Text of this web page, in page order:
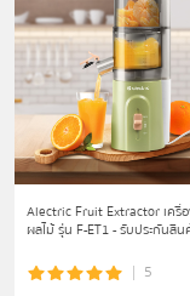
Alectric Fruit Extractor เครื่
ผลไม้ รุ่น F-ET1 - รับประกันสิน
5